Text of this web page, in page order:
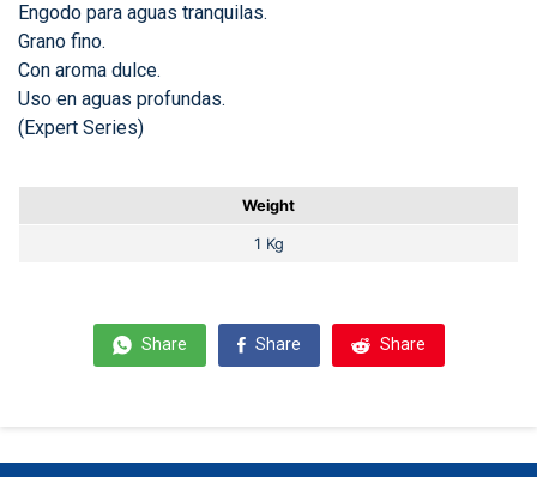
Engodo para aguas tranquilas.
Grano fino.
Con aroma dulce.
Uso en aguas profundas.
(Expert Series)
Weight
1 Kg
Share Share Share